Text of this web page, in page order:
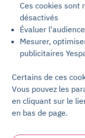
Ces cookies sont
désactivés
Évaluer
Mesurer,
publicitaires
Certains de ces
Vous pouvez les
en cliquant sur le
en bas de page.